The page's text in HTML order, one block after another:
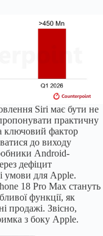
Siri має бути не
практичну
ключовий фактор
до виходу
Android-
дефіцит
умови для Apple.
18 Pro Max стануть
функції, як
продажі. Звісно,
з боку Apple.